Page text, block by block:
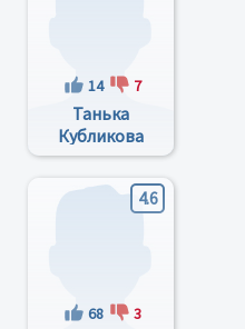
14 7
Танька
Кубликова
4.6
68 3